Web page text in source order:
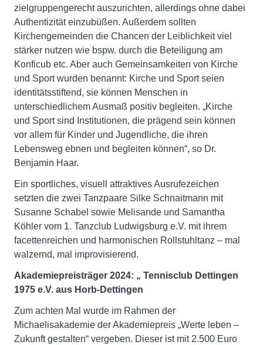
zielgruppengerecht auszurichten, allerdings ohne dabei
Authentizität einzubüßen. Außerdem sollten
Kirchengemeinden die Chancen der Leiblichkeit viel
stärker nutzen wie bspw. durch die Beteiligung am
Konficub etc. Aber auch Gemeinsamkeiten von Kirche
und Sport wurden benannt: Kirche und Sport seien
identitätsstiftend, sie können Menschen in
unterschiedlichem Ausmaß positiv begleiten. „Kirche
und Sport sind Institutionen, die prägend sein können
vor allem für Kinder und Jugendliche, die ihren
Lebensweg ebnen und begleiten können“, so Dr.
Benjamin Haar.
Ein sportliches, visuell attraktives Ausrufezeichen
setzten die zwei Tanzpaare Silke Schnaitmann mit
Susanne Schabel sowie Melisande und Samantha
Köhler vom 1. Tanzclub Ludwigsburg e.V. mit ihrem
facettenreichen und harmonischen Rollstuhltanz – mal
walzernd, mal improvisierend.
Akademiepreisträger 2024: „ Tennisclub Dettingen
1975 e.V. aus Horb-Dettingen
Zum achten Mal wurde im Rahmen der
Michaelisakademie der Akademiepreis „Werte leben –
Zukunft gestalten“ vergeben. Dieser ist mit 2.500 Euro